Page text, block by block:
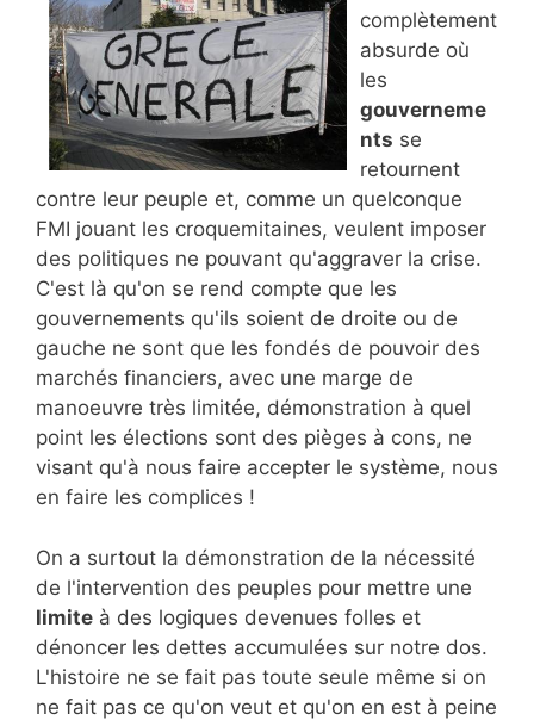
complètement
absurde où
les
gouverneme
nts se
retournent
contre leur peuple et, comme un quelconque
FMI jouant les croquemitaines, veulent imposer
des politiques ne pouvant qu'aggraver la crise.
C'est là qu'on se rend compte que les
gouvernements qu'ils soient de droite ou de
gauche ne sont que les fondés de pouvoir des
marchés financiers, avec une marge de
manoeuvre très limitée, démonstration à quel
point les élections sont des pièges à cons, ne
visant qu'à nous faire accepter le système, nous
en faire les complices !
On a surtout la démonstration de la nécessité
de l'intervention des peuples pour mettre une
limite à des logiques devenues folles et
dénoncer les dettes accumulées sur notre dos.
L'histoire ne se fait pas toute seule même si on
ne fait pas ce qu'on veut et qu'on en est à peine